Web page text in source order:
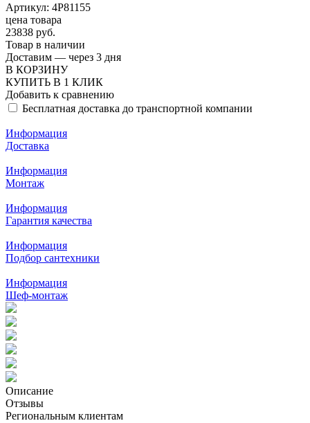
Артикул: 4P81155
цена товара
23838 руб.
Товар в наличии
Доставим — через 3 дня
В КОРЗИНУ
КУПИТЬ В 1 КЛИК
Добавить к сравнению
Бесплатная доставка до транспортной компании
Информация
Доставка
Информация
Монтаж
Информация
Гарантия качества
Информация
Подбор сантехники
Информация
Шеф-монтаж
Описание
Отзывы
Региональным клиентам